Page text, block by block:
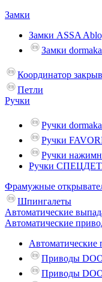
Замки
Замки ASSA
Замки
Координатор
Петли
Ручки
Ручки
Ручки
Ручки
Ручки
Фрамужные
Шпингалеты
Автоматические
Автоматические
Автоматические
Приводы
Приводы